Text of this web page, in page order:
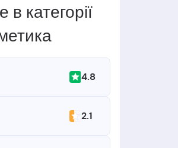
категорії
4.8
2.1